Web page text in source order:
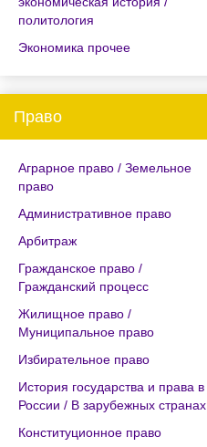
политология
Экономика прочее
Право
Аграрное право / Земельное
право
Административное право
Арбитраж
Гражданское право /
Гражданский процесс
Жилищное право /
Муниципальное право
Избирательное право
История государства и права в
России / В зарубежных странах
Конституционное право